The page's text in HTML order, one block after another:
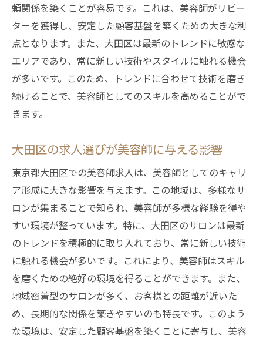
頼関係を築くことが容易です。これは、美容師がリピー
ターを獲得し、安定した顧客基盤を築くための大きな利
点となります。また、大田区は最新のトレンドに敏感な
エリアであり、常に新しい技術やスタイルに触れる機会
が多いです。このため、トレンドに合わせて技術を磨き
続けることで、美容師としてのスキルを高めることがで
きます。
大田区の求人選びが美容師に与える影響
東京都大田区での美容師求人は、美容師としてのキャリ
ア形成に大きな影響を与えます。この地域は、多様なサ
ロンが集まることで知られ、美容師が多様な経験を得や
すい環境が整っています。特に、大田区のサロンは最新
のトレンドを積極的に取り入れており、常に新しい技術
に触れる機会が多いです。これにより、美容師はスキル
を磨くための絶好の環境を得ることができます。また、
地域密着型のサロンが多く、お客様との距離が近いた
め、長期的な関係を築きやすいのも特長です。このよう
な環境は、安定した顧客基盤を築くことに寄与し、美容